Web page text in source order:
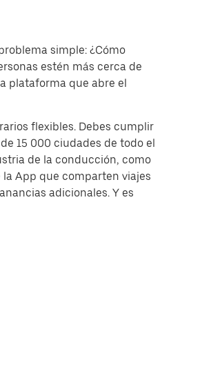
simple: ¿Cómo
estén más cerca de
plataforma que abre el
flexibles. Debes cumplir
15 000 ciudades de todo el
de la conducción, como
App que comparten viajes
adicionales. Y es